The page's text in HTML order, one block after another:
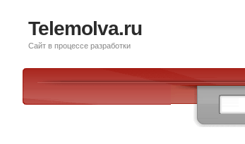
Telemolva.ru
Сайт в процессе разработки